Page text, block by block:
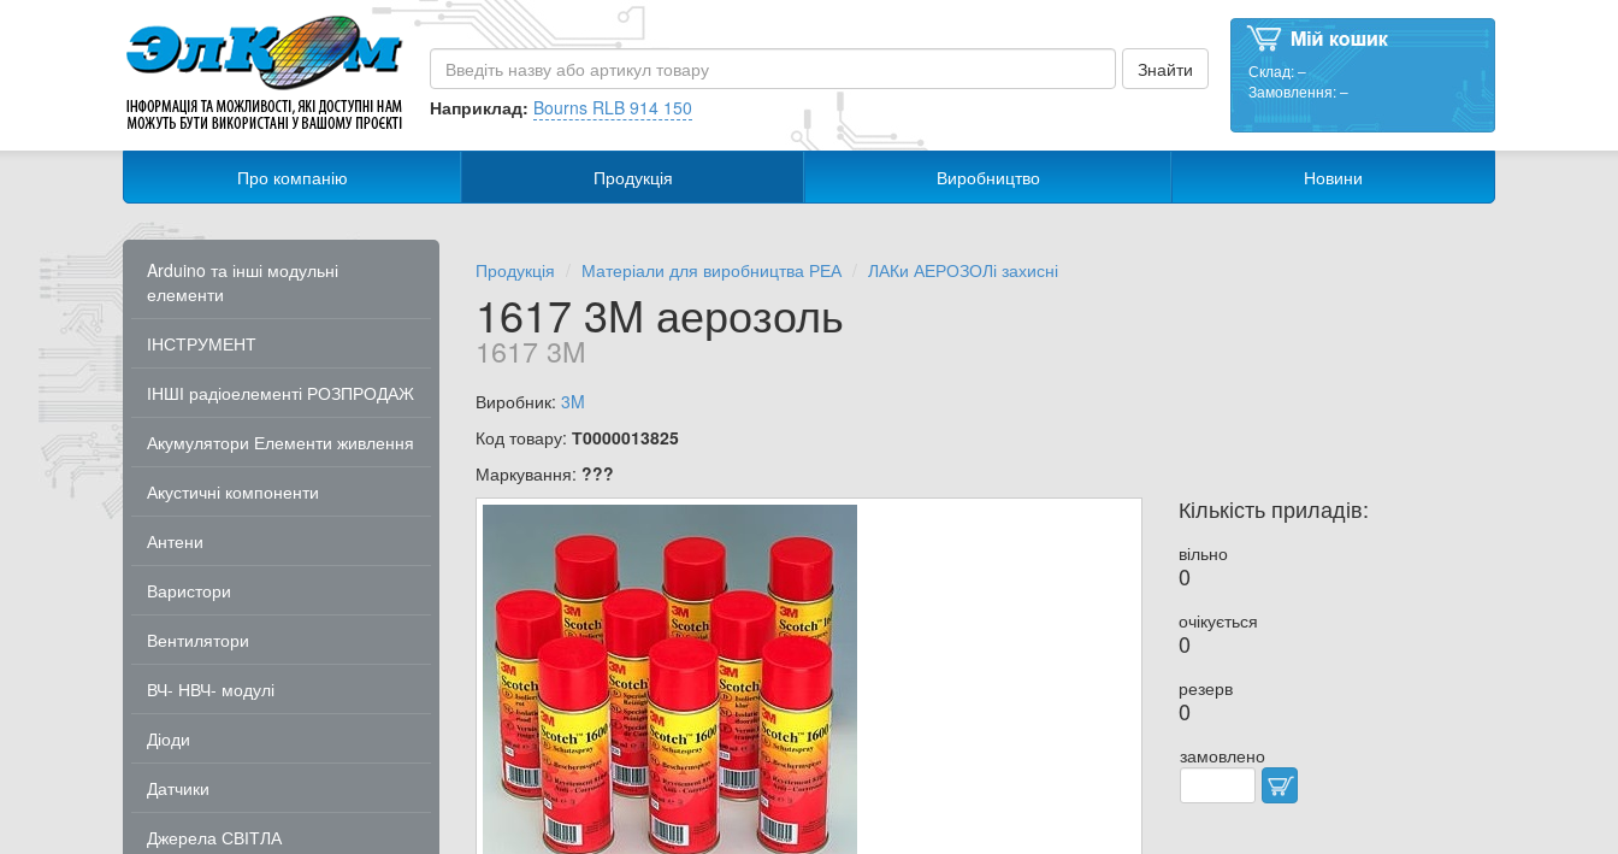
Наприклад: Bourns RLB 914 150
Склад:–
Замовлення:–
Про компанію Продукція Виробництво Новини
Arduino та інші модульні
елементи
ІНСТРУМЕНТ
ІНШІ радіоелементі РОЗПРОДАЖ
Акумулятори Елементи живлення
Акустичні компоненти
Антени
Варистори
Вентилятори
ВЧ- НВЧ- модулі
Діоди
Датчики
Джерела СВІТЛА
Продукція Матеріали для виробництва РЕА ЛАКи АЕРОЗОЛі захисні
1617 3M аерозоль
1617 3M
Виробник: 3M
Код товару: Т0000013825
Маркування: ???
Кількість приладів:
вільно
0
очікується
0
резерв
0
замовлено